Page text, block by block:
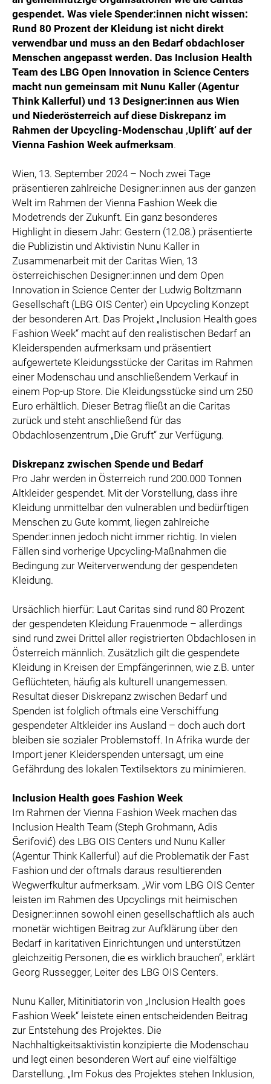
gespendet. Was viele Spender:innen nicht wissen:
Rund 80 Prozent der Kleidung ist nicht direkt
verwendbar und muss an den Bedarf obdachloser
Menschen angepasst werden. Das Inclusion Health
Team des LBG Open Innovation in Science Centers
macht nun gemeinsam mit Nunu Kaller (Agentur
Think Kallerful) und 13 Designer:innen aus Wien
und Niederösterreich auf diese Diskrepanz im
Rahmen der Upcycling-Modenschau ‚Uplift‘ auf der
Vienna Fashion Week aufmerksam.
Wien, 13. September 2024 – Noch zwei Tage
präsentieren zahlreiche Designer:innen aus der ganzen
Welt im Rahmen der Vienna Fashion Week die
Modetrends der Zukunft. Ein ganz besonderes
Highlight in diesem Jahr: Gestern (12.08.) präsentierte
die Publizistin und Aktivistin Nunu Kaller in
Zusammenarbeit mit der Caritas Wien, 13
österreichischen Designer:innen und dem Open
Innovation in Science Center der Ludwig Boltzmann
Gesellschaft (LBG OIS Center) ein Upcycling Konzept
der besonderen Art. Das Projekt „Inclusion Health goes
Fashion Week“ macht auf den realistischen Bedarf an
Kleiderspenden aufmerksam und präsentiert
aufgewertete Kleidungsstücke der Caritas im Rahmen
einer Modenschau und anschließendem Verkauf in
einem Pop-up Store. Die Kleidungsstücke sind um 250
Euro erhältlich. Dieser Betrag fließt an die Caritas
zurück und steht anschließend für das
Obdachlosenzentrum „Die Gruft“ zur Verfügung.
Diskrepanz zwischen Spende und Bedarf
Pro Jahr werden in Österreich rund 200.000 Tonnen
Altkleider gespendet. Mit der Vorstellung, dass ihre
Kleidung unmittelbar den vulnerablen und bedürftigen
Menschen zu Gute kommt, liegen zahlreiche
Spender:innen jedoch nicht immer richtig. In vielen
Fällen sind vorherige Upcycling-Maßnahmen die
Bedingung zur Weiterverwendung der gespendeten
Kleidung.
Ursächlich hierfür: Laut Caritas sind rund 80 Prozent
der gespendeten Kleidung Frauenmode – allerdings
sind rund zwei Drittel aller registrierten Obdachlosen in
Österreich männlich. Zusätzlich gilt die gespendete
Kleidung in Kreisen der Empfängerinnen, wie z.B. unter
Geflüchteten, häufig als kulturell unangemessen.
Resultat dieser Diskrepanz zwischen Bedarf und
Spenden ist folglich oftmals eine Verschiffung
gespendeter Altkleider ins Ausland – doch auch dort
bleiben sie sozialer Problemstoff. In Afrika wurde der
Import jener Kleiderspenden untersagt, um eine
Gefährdung des lokalen Textilsektors zu minimieren.
Inclusion Health goes Fashion Week
Im Rahmen der Vienna Fashion Week machen das
Inclusion Health Team (Steph Grohmann, Adis
Šerifović) des LBG OIS Centers und Nunu Kaller
(Agentur Think Kallerful) auf die Problematik der Fast
Fashion und der oftmals daraus resultierenden
Wegwerfkultur aufmerksam. „Wir vom LBG OIS Center
leisten im Rahmen des Upcyclings mit heimischen
Designer:innen sowohl einen gesellschaftlich als auch
monetär wichtigen Beitrag zur Aufklärung über den
Bedarf in karitativen Einrichtungen und unterstützen
gleichzeitig Personen, die es wirklich brauchen“, erklärt
Georg Russegger, Leiter des LBG OIS Centers.
Nunu Kaller, Mitinitiatorin von „Inclusion Health goes
Fashion Week“ leistete einen entscheidenden Beitrag
zur Entstehung des Projektes. Die
Nachhaltigkeitsaktivistin konzipierte die Modenschau
und legt einen besonderen Wert auf eine vielfältige
Darstellung. „Im Fokus des Projektes stehen Inklusion,